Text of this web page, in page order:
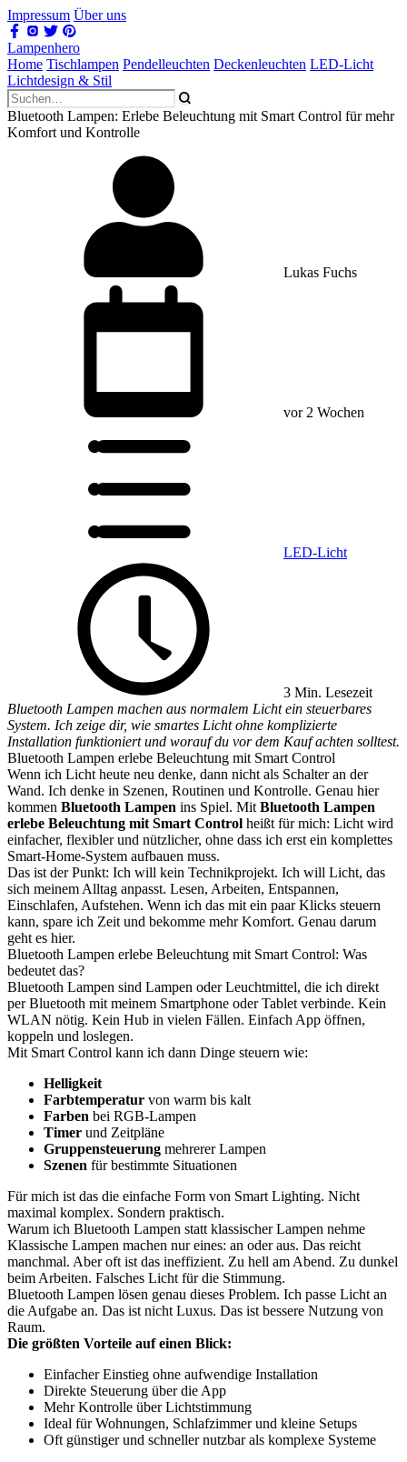
Impressum Über uns
Lampenhero
Home Tischlampen Pendelleuchten Deckenleuchten LED-Licht
Lichtdesign & Stil
Bluetooth Lampen: Erlebe Beleuchtung mit Smart Control für mehr
Komfort und Kontrolle
Lukas Fuchs
vor 2 Wochen
LED-Licht
3 Min. Lesezeit
Bluetooth Lampen machen aus normalem Licht ein steuerbares
System. Ich zeige dir, wie smartes Licht ohne komplizierte
Installation funktioniert und worauf du vor dem Kauf achten solltest.
Bluetooth Lampen erlebe Beleuchtung mit Smart Control
Wenn ich Licht heute neu denke, dann nicht als Schalter an der
Wand. Ich denke in Szenen, Routinen und Kontrolle. Genau hier
kommen Bluetooth Lampen ins Spiel. Mit Bluetooth Lampen
erlebe Beleuchtung mit Smart Control heißt für mich: Licht wird
einfacher, flexibler und nützlicher, ohne dass ich erst ein komplettes
Smart-Home-System aufbauen muss.
Das ist der Punkt: Ich will kein Technikprojekt. Ich will Licht, das
sich meinem Alltag anpasst. Lesen, Arbeiten, Entspannen,
Einschlafen, Aufstehen. Wenn ich das mit ein paar Klicks steuern
kann, spare ich Zeit und bekomme mehr Komfort. Genau darum
geht es hier.
Bluetooth Lampen erlebe Beleuchtung mit Smart Control: Was
bedeutet das?
Bluetooth Lampen sind Lampen oder Leuchtmittel, die ich direkt
per Bluetooth mit meinem Smartphone oder Tablet verbinde. Kein
WLAN nötig. Kein Hub in vielen Fällen. Einfach App öffnen,
koppeln und loslegen.
Mit Smart Control kann ich dann Dinge steuern wie:
Helligkeit
Farbtemperatur von warm bis kalt
Farben bei RGB-Lampen
Timer und Zeitpläne
Gruppensteuerung mehrerer Lampen
Szenen für bestimmte Situationen
Für mich ist das die einfache Form von Smart Lighting. Nicht
maximal komplex. Sondern praktisch.
Warum ich Bluetooth Lampen statt klassischer Lampen nehme
Klassische Lampen machen nur eines: an oder aus. Das reicht
manchmal. Aber oft ist das ineffizient. Zu hell am Abend. Zu dunkel
beim Arbeiten. Falsches Licht für die Stimmung.
Bluetooth Lampen lösen genau dieses Problem. Ich passe Licht an
die Aufgabe an. Das ist nicht Luxus. Das ist bessere Nutzung von
Raum.
Die größten Vorteile auf einen Blick:
Einfacher Einstieg ohne aufwendige Installation
Direkte Steuerung über die App
Mehr Kontrolle über Lichtstimmung
Ideal für Wohnungen, Schlafzimmer und kleine Setups
Oft günstiger und schneller nutzbar als komplexe Systeme